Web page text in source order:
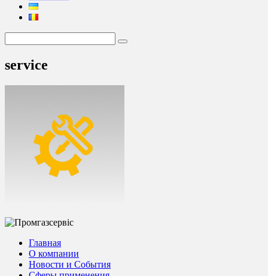
service
Главная
О компании
Новости и События